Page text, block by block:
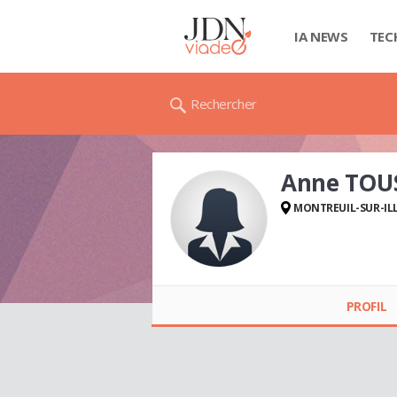
IA NEWS
Rechercher
Anne
MONTREUIL-SUR-
PROFIL